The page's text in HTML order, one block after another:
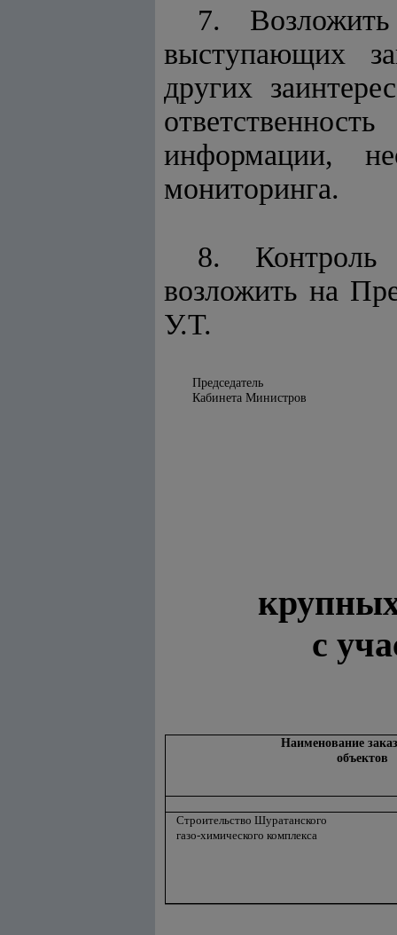
7.
выступающих
других
информации,
мониторинга.
8. Контроль
возложить на
У.Т.
Председатель
Кабинета Министров
с
Наименование
объектов
Строительство Шуратанского
газо-химического комплекса